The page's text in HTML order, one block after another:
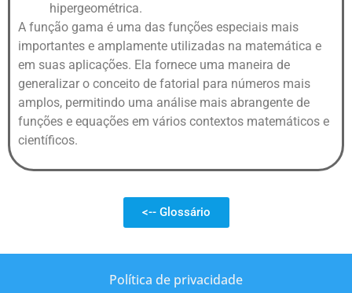
hipergeométrica.
A função gama é uma das funções especiais mais
importantes e amplamente utilizadas na matemática e
em suas aplicações. Ela fornece uma maneira de
generalizar o conceito de fatorial para números mais
amplos, permitindo uma análise mais abrangente de
funções e equações em vários contextos matemáticos e
científicos.
<-- Glossário
Política de privacidade